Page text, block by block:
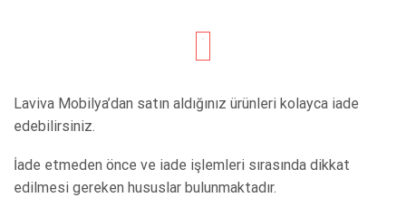
Laviva Mobilya’dan satın aldığınız ürünleri kolayca iade
edebilirsiniz.
İade etmeden önce ve iade işlemleri sırasında dikkat
edilmesi gereken hususlar bulunmaktadır.